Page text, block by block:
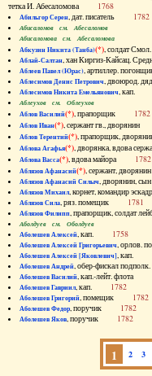
тетка И. Абесаломова 1768
Абильгор Серен, дат. писатель 1782
Абисаломов см. Абесаломов
Абисаломова см. Абесаломова
Абкузин Никита (Танба)(*), солдат
Аблай-Салтан, хан Киргиз-Кайсац.
Аблеев Павел (Юрас), артиллер.
Аблесимов Денис Петрович, двоюрод.
Аблесимов Никита Емельянович, кап.
Аблеухов см. Облеухов
Аблов Василий(*), прапорщик 1782
Аблов Иван(*), сержант гв.,
Аблов Терентий(*), прапорщик,
Аблова Агафья(*), дворянка, вдова
Аблова Васса(*), вдова майора 1782
Аблязов Афанасий(*), сержант,
Аблязов Афанасий Силыч, дворянин,
Аблязов Михаил, корнет, командир
Аблязов Сила, ряз. помещик 1781
Аблязов Филипп, прапорщик, солдат
Аболдуев см. Оболдуев
Аболешев Алексей, кап. 1758
Аболешев Алексей Григорьевич,
Аболешев Алексей [Яковлевич], кап.
Аболешев Андрей, обер-фискал
Аболешев Василий, кап.-лейт. флота
Аболешев Гавриил, кап. 1782
Аболешев Григорий, помещик 1782
Аболешев Федор, поручик 1782
Аболешев Яков, поручик 1782
1 2 3